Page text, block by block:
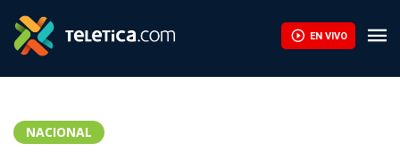
EN VIVO
NACIONAL